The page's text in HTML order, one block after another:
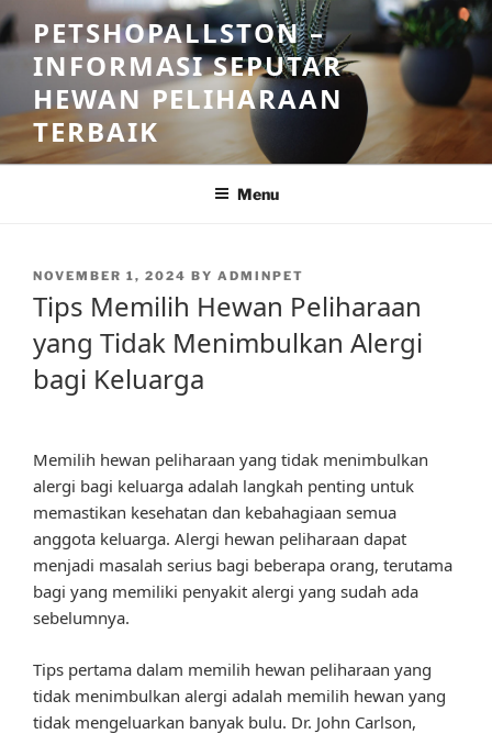
Skip
to
content
PETSHOPALLSTON –
INFORMASI SEPUTAR
HEWAN PELIHARAAN
TERBAIK
Menu
POSTED
ON
NOVEMBER 1, 2024 BY ADMINPET
Tips Memilih Hewan Peliharaan
yang Tidak Menimbulkan Alergi
bagi Keluarga
Memilih hewan peliharaan yang tidak menimbulkan
alergi bagi keluarga adalah langkah penting untuk
memastikan kesehatan dan kebahagiaan semua
anggota keluarga. Alergi hewan peliharaan dapat
menjadi masalah serius bagi beberapa orang, terutama
bagi yang memiliki penyakit alergi yang sudah ada
sebelumnya.
Tips pertama dalam memilih hewan peliharaan yang
tidak menimbulkan alergi adalah memilih hewan yang
tidak mengeluarkan banyak bulu. Dr. John Carlson,